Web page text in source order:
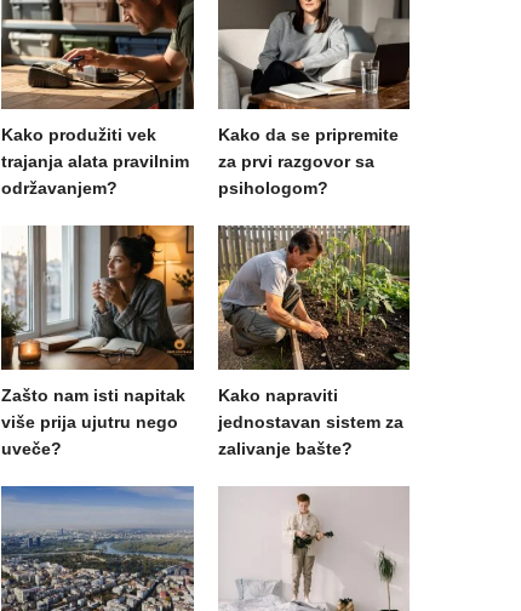
Kako produžiti vek
trajanja alata pravilnim
održavanjem?
Kako da se pripremite
za prvi razgovor sa
psihologom?
Zašto nam isti napitak
više prija ujutru nego
uveče?
Kako napraviti
jednostavan sistem za
zalivanje bašte?